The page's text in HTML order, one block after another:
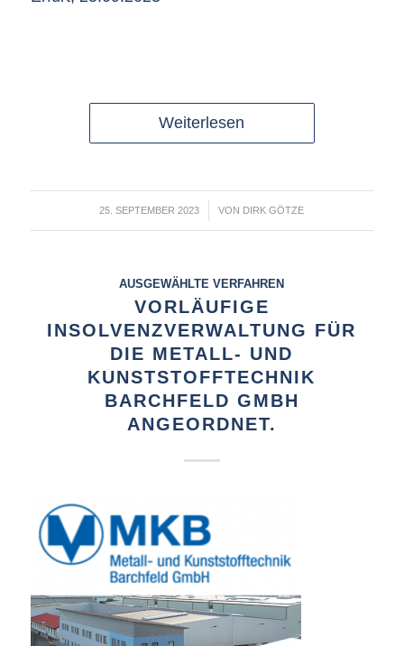
Weiterlesen
25. SEPTEMBER 2023
/ VON DIRK GÖTZE
AUSGEWÄHLTE VERFAHREN
VORLÄUFIGE
INSOLVENZVERWALTUNG FÜR
DIE METALL- UND
KUNSTSTOFFTECHNIK
BARCHFELD GMBH
ANGEORDNET.